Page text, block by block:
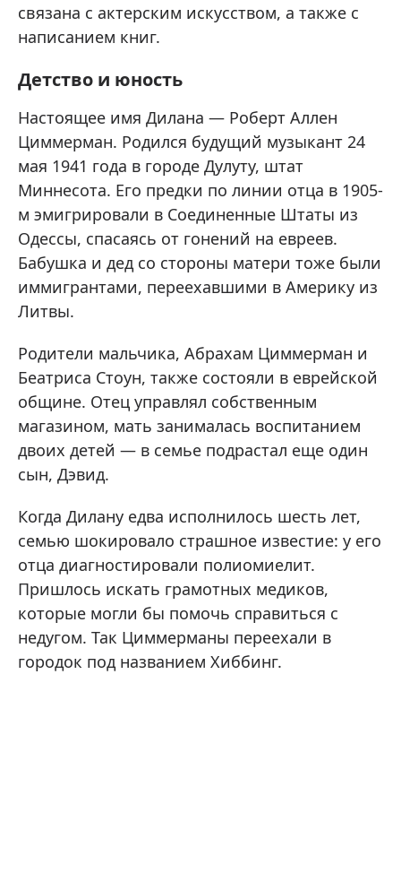
связана с актерским искусством, а также с
написанием книг.
Детство и юность
Настоящее имя Дилана — Роберт Аллен
Циммерман. Родился будущий музыкант 24
мая 1941 года в городе Дулуту, штат
Миннесота. Его предки по линии отца в 1905-
м эмигрировали в Соединенные Штаты из
Одессы, спасаясь от гонений на евреев.
Бабушка и дед со стороны матери тоже были
иммигрантами, переехавшими в Америку из
Литвы.
Родители мальчика, Абрахам Циммерман и
Беатриса Стоун, также состояли в еврейской
общине. Отец управлял собственным
магазином, мать занималась воспитанием
двоих детей — в семье подрастал еще один
сын, Дэвид.
Когда Дилану едва исполнилось шесть лет,
семью шокировало страшное известие: у его
отца диагностировали полиомиелит.
Пришлось искать грамотных медиков,
которые могли бы помочь справиться с
недугом. Так Циммерманы переехали в
городок под названием Хиббинг.